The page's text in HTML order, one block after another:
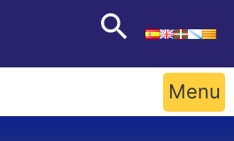
Menu